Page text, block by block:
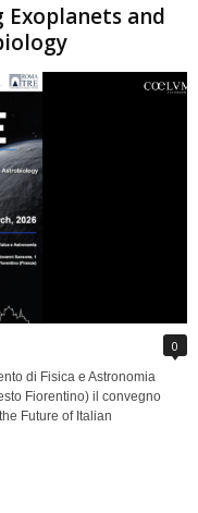
Exoplanets and
0
di Fisica e Astronomia
Fiorentino) il convegno
Future of Italian